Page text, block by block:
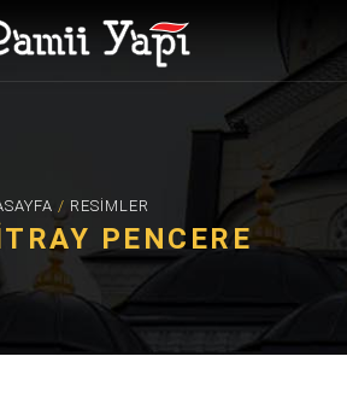
/ RESIMLER
PENCERE